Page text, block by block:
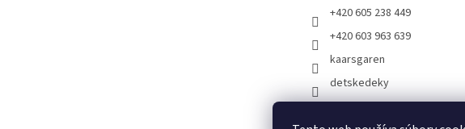
+420 605 238 449
+420 603 963 639
kaarsgaren
detskedeky
Kaarsgaren Textile